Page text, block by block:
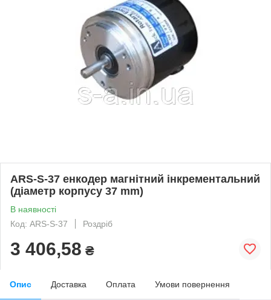
ARS-S-37 енкодер магнітний інкрементальний
(діаметр корпусу 37 mm)
В наявності
Код: ARS-S-37
Роздріб
3 406,58 ₴
Опис Доставка Оплата Умови повернення